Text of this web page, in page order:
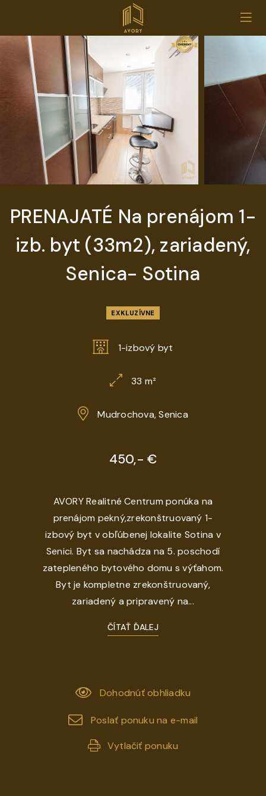
PRENAJATÉ Na prenájom 1-
izb. byt (33m2), zariadený,
Senica- Sotina
EXKLUZÍVNE
1-izbový byt
33 m²
Mudrochova, Senica
450,- €
AVORY Realitné Centrum ponúka na
prenájom pekný,zrekonštruovaný 1-
izbový byt v obľúbenej lokalite Sotina v
Senici. Byt sa nachádza na 5. poschodí
zatepleného bytového domu s výťahom.
Byt je kompletne zrekonštruovaný,
zariadený a pripravený na...
ČÍTAŤ ĎALEJ
Dohodnúť obhliadku
Poslať ponuku na e-mail
Vytlačiť ponuku